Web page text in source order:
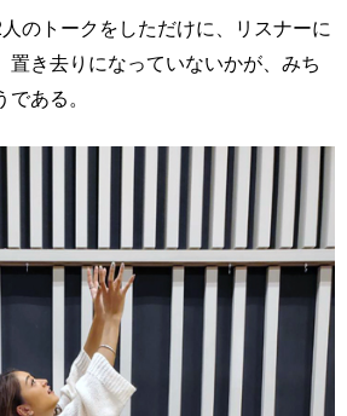
のトークをしただけに、リスナーに
置き去りになっていないかが、みち
ある。